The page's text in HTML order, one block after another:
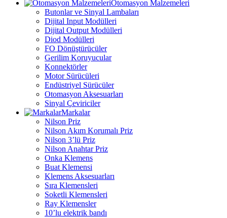
Otomasyon Malzemeleri
Butonlar ve Sinyal Lambaları
Dijital Input Modülleri
Dijital Output Modülleri
Diod Modülleri
FO Dönüştürücüler
Gerilim Koruyucular
Konnektörler
Motor Sürücüleri
Endüstriyel Sürücüler
Otomasyon Aksesuarları
Sinyal Çeviriciler
Markalar
Nilson Priz
Nilson Akım Korumalı Priz
Nilson 3’lü Priz
Nilson Anahtar Priz
Onka Klemens
Buat Klemensi
Klemens Aksesuarları
Sıra Klemensleri
Soketli Klemensleri
Ray Klemensler
10’lu elektrik bandı